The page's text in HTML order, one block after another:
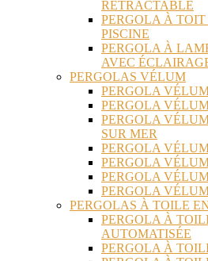
RÉTRACTABLE
PERGOLA À
PISCINE
PERGOLA À
AVEC
PERGOLAS VÉLUM
PERGOLA
PERGOLA
PERGOLA
SUR MER
PERGOLA
PERGOLA
PERGOLA
PERGOLA
PERGOLAS À TOILE
PERGOLA À
AUTOMATISÉE
PERGOLA À